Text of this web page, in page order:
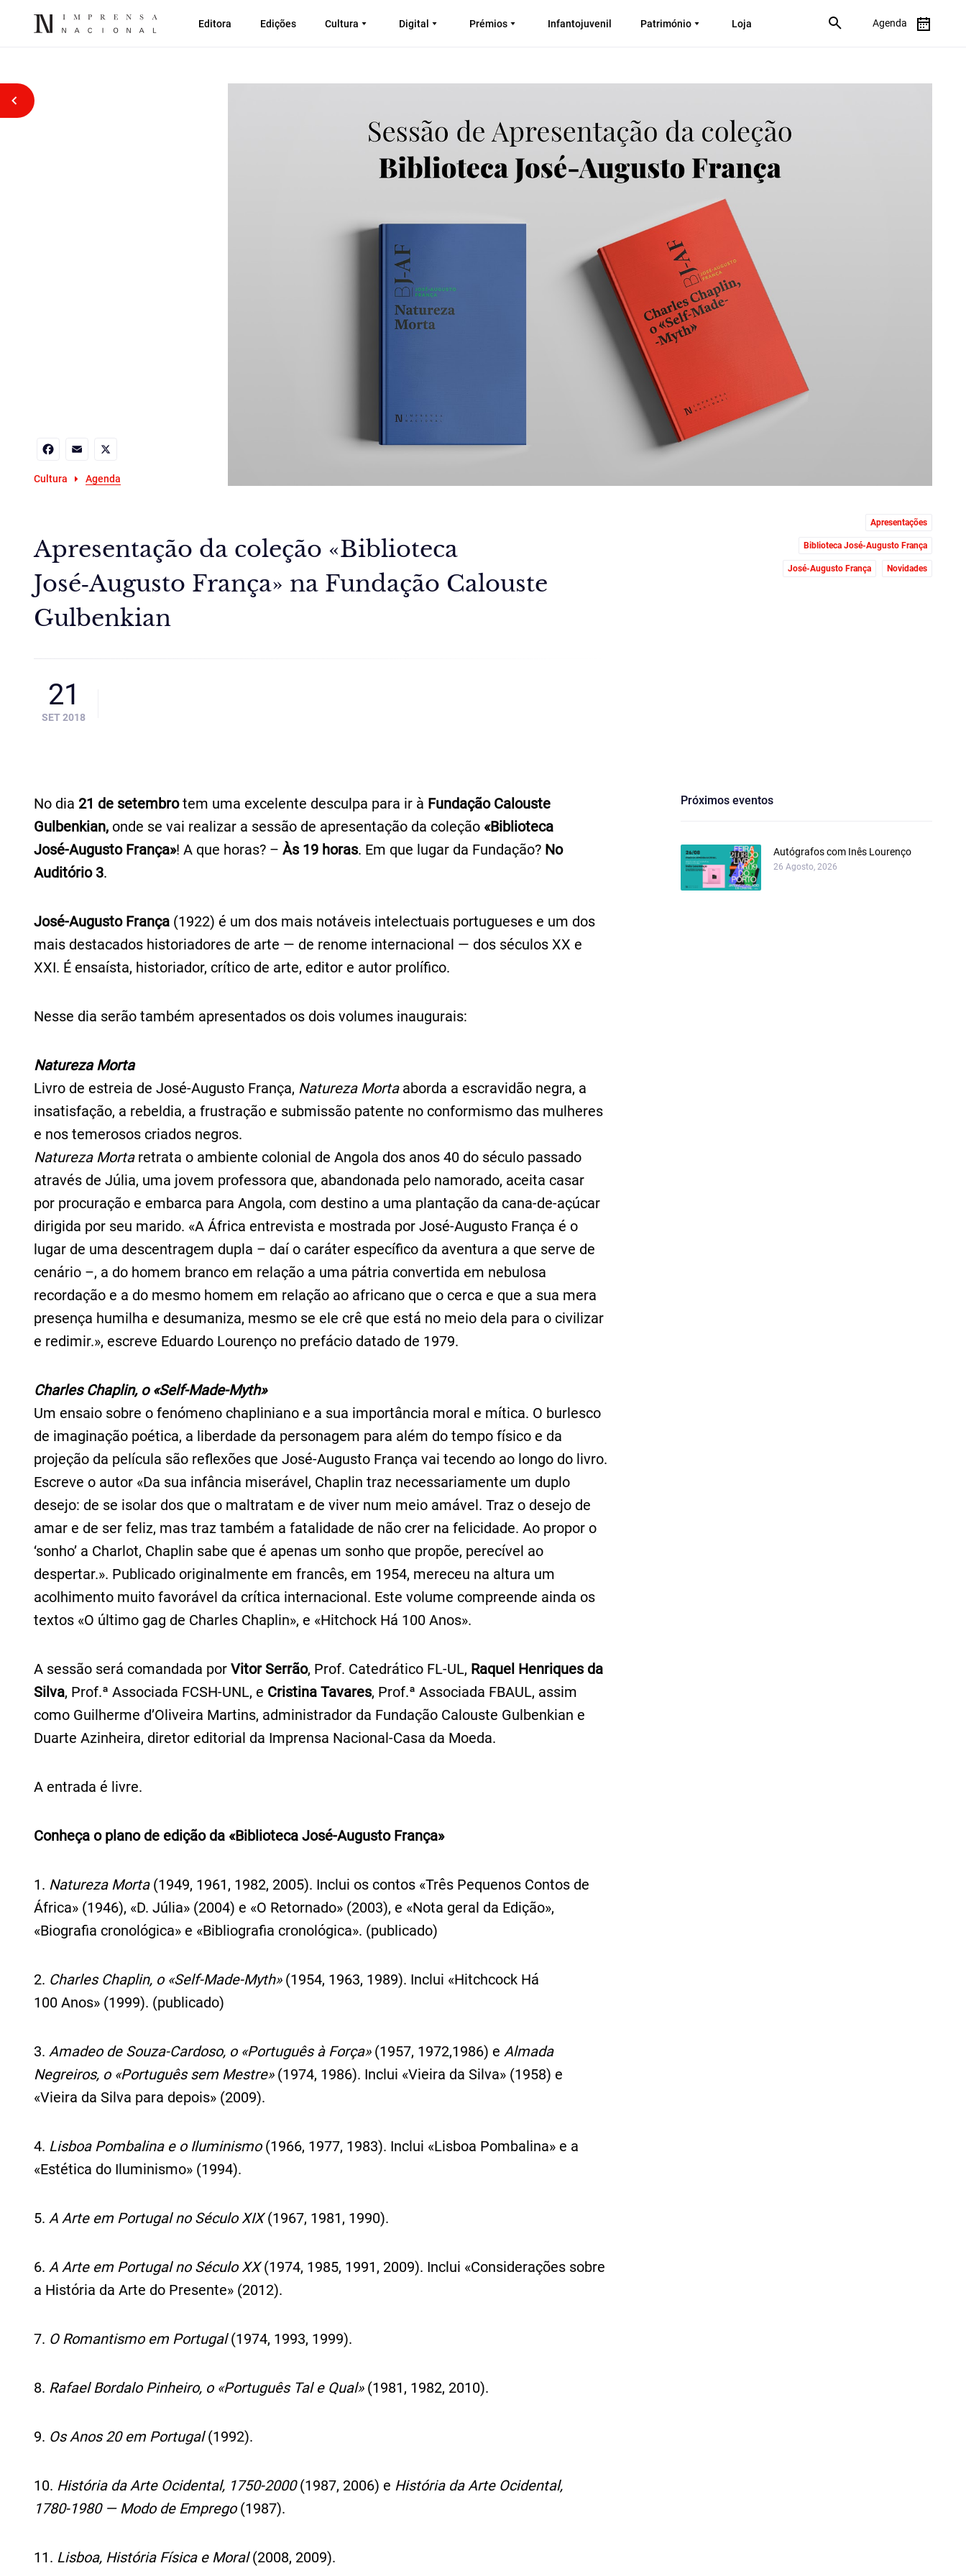
Editora Edições Cultura Digital Prémios Infantojuvenil Património Loja Agenda
Voltar atrás
Facebook
Email
X
Cultura Agenda
Apresentação da coleção «Biblioteca
José‑Augusto França» na Fundação Calouste
Gulbenkian
Apresentações
Biblioteca José-Augusto França
José-Augusto França Novidades
21
SET 2018
No dia 21 de setembrotem uma excelente desculpa para ir à Fundação Calouste
Gulbenkian, onde se vai realizar a sessão de apresentação da coleção «Biblioteca
José‑Augusto França»! A que horas? – Às 19 horas. Em que lugar da Fundação? No
Auditório 3.
José-Augusto França (1922) é um dos mais notáveis intelectuais portugueses e um dos
mais destacados historiadores de arte — de renome internacional — dos séculos XX e
XXI. É ensaísta, historiador, crítico de arte, editor e autor prolífico.
Nesse dia serão também apresentados os dois volumes inaugurais:
Natureza Morta
Livro de estreia de José-Augusto França, Natureza Morta aborda a escravidão negra, a
insatisfação, a rebeldia, a frustração e submissão patente no conformismo das mulheres
e nos temerosos criados negros.
Natureza Mortaretrata o ambiente colonial de Angola dos anos 40 do século passado
através de Júlia, uma jovem professora que, abandonada pelo namorado, aceita casar
por procuração e embarca para Angola, com destino a uma plantação da cana-de-açúcar
dirigida por seu marido. «A África entrevista e mostrada por José-Augusto França é o
lugar de uma descentragem dupla – daí o caráter específico da aventura a que serve de
cenário –, a do homem branco em relação a uma pátria convertida em nebulosa
recordação e a do mesmo homem em relação ao africano que o cerca e que a sua mera
presença humilha e desumaniza, mesmo se ele crê que está no meio dela para o civilizar
e redimir.», escreve Eduardo Lourenço no prefácio datado de 1979.
Charles Chaplin, o «Self-Made-Myth»
Um ensaio sobre o fenómeno chapliniano e a sua importância moral e mítica. O burlesco
de imaginação poética, a liberdade da personagem para além do tempo físico e da
projeção da película são reflexões que José-Augusto França vai tecendo ao longo do livro.
Escreve o autor «Da sua infância miserável, Chaplin traz necessariamente um duplo
desejo: de se isolar dos que o maltratam e de viver num meio amável. Traz o desejo de
amar e de ser feliz, mas traz também a fatalidade de não crer na felicidade. Ao propor o
‘sonho’ a Charlot, Chaplin sabe que é apenas um sonho que propõe, perecível ao
despertar.». Publicado originalmente em francês, em 1954, mereceu na altura um
acolhimento muito favorável da crítica internacional. Este volume compreende ainda os
textos «O último gag de Charles Chaplin», e «Hitchock Há 100 Anos».
A sessão será comandada por Vitor Serrão, Prof. Catedrático FL-UL, Raquel Henriques da
Silva, Prof.ª Associada FCSH-UNL, e Cristina Tavares, Prof.ª Associada FBAUL, assim
como Guilherme d’Oliveira Martins, administrador da Fundação Calouste Gulbenkian e
Duarte Azinheira, diretor editorial da Imprensa Nacional-Casa da Moeda.
A entrada é livre.
Conheça o plano de edição da «Biblioteca José-Augusto França»
1. Natureza Morta(1949, 1961, 1982, 2005). Inclui os contos «Três Pequenos Contos de
África» (1946), «D. Júlia» (2004) e «O Retornado» (2003), e «Nota geral da Edição»,
«Biografia cronológica» e «Bibliografia cronológica». (publicado)
2. Charles Chaplin, o «Self-Made-Myth»(1954, 1963, 1989). Inclui «Hitchcock Há
100 Anos» (1999). (publicado)
3. Amadeo de Souza-Cardoso, o «Português à Força»(1957, 1972,1986) e Almada
Negreiros, o «Português sem Mestre»(1974, 1986). Inclui «Vieira da Silva» (1958) e
«Vieira da Silva para depois» (2009).
4. Lisboa Pombalina e o Iluminismo(1966, 1977, 1983). Inclui «Lisboa Pombalina» e a
«Estética do Iluminismo» (1994).
5. A Arte em Portugal no Século XIX(1967, 1981, 1990).
6. A Arte em Portugal no Século XX(1974, 1985, 1991, 2009). Inclui «Considerações sobre
a História da Arte do Presente» (2012).
7. O Romantismo em Portugal(1974, 1993, 1999).
8. Rafael Bordalo Pinheiro, o «Português Tal e Qual»(1981, 1982, 2010).
9. Os Anos 20 em Portugal(1992).
10. História da Arte Ocidental, 1750-2000(1987, 2006) e História da Arte Ocidental,
1780‑1980 — Modo de Emprego(1987).
11. Lisboa, História Física e Moral(2008, 2009).
Próximos eventos
Autógrafos com Inês Lourenço
26 Agosto, 2026